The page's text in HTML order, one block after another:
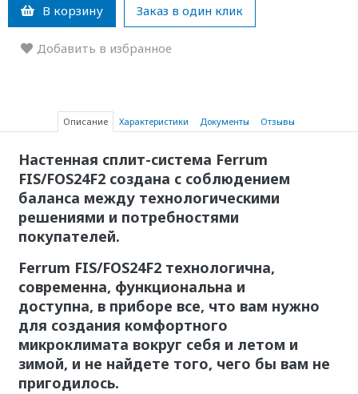
В корзину Заказ в один клик
Добавить в избранное
Описание Характеристики Документы Отзывы
Настенная сплит-система Ferrum
FIS/FOS24F2 создана с соблюдением
баланса между технологическими
решениями и потребностями
покупателей.
Ferrum FIS/FOS24F2технологична,
современна, функциональна и
доступна, в приборе все, что вам нужно
для создания комфортного
микроклимата вокруг себя и летом и
зимой, и не найдете того, чего бы вам не
пригодилось.